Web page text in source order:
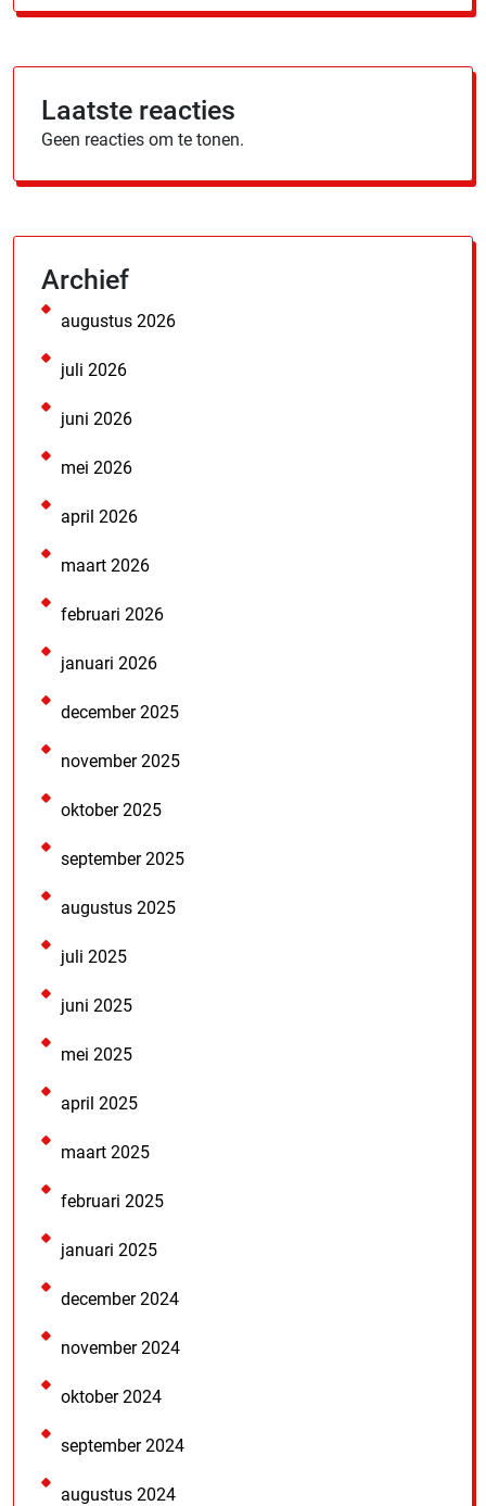
Laatste reacties
Geen reacties om te tonen.
Archief
augustus 2026
juli 2026
juni 2026
mei 2026
april 2026
maart 2026
februari 2026
januari 2026
december 2025
november 2025
oktober 2025
september 2025
augustus 2025
juli 2025
juni 2025
mei 2025
april 2025
maart 2025
februari 2025
januari 2025
december 2024
november 2024
oktober 2024
september 2024
augustus 2024